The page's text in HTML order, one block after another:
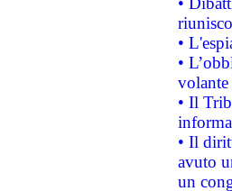
•
•
• Il
• Il
avuto
un